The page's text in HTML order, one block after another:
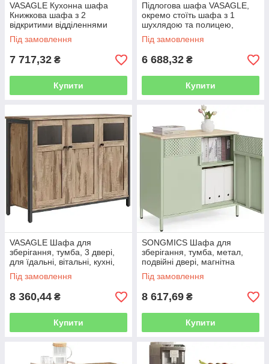
VASAGLE Кухонна шафа
Книжкова шафа з 2
відкритими відділеннями
Шафа з регульованими
полицями Книжкова шафа з
Під замовлення
7 717,32 ₴
Купити
Підлогова шафа VASAGLE,
окремо стоїть шафа з 1
шухлядою та полицею,
кухонна шафа для
зберігання речей, жалюзійні
Під замовлення
6 688,32 ₴
Купити
VASAGLE Шафа для
зберігання, тумба, 3 двері,
для їдальні, вітальні, кухні,
холу, сталевий каркас,
промисловий стиль,
Під замовлення
8 360,44 ₴
Купити
SONGMICS Шафа для
зберігання, тумба, метал,
подвійні двері, магнітна
застібка, сталевий каркас, 40
x 80 x 76 см, колір
Під замовлення
8 617,69 ₴
Купити